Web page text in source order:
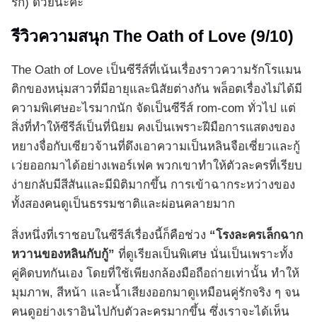
รัก) ด้วยนะคะ
รีวิวความสนุก The Oath of Love (9/10)
The Oath of Love เป็นซีรีส์ที่เน้นเรื่องราวความรักโรแมน
ติกของหนุ่มสาวที่มีอายุและนิสัยต่างกัน พล็อตเรื่องไม่ได้มี
ความพิเศษอะไรมากนัก จัดเป็นซีรีส์ rom-com ทั่วไป แต่
สิ่งที่ทำให้ซีรีส์เป็นที่นิยม คงเป็นเพราะฝีมือการแสดงของ
หยางจื่อกับเซียวจ้านที่ดึงเอาความเป็นหลินจือเซี่ยวและกู้
เว่ยออกมาได้อย่างเพอร์เฟค พวกเขาทำให้ตัวละครที่เรียบ
ง่ายกลับมีสีสันและมีมิติมากขึ้น การเข้าฉากระหว่างของ
ทั้งสองคนดูเป็นธรรมชาติและผ่อนคลายมาก
สิ่งหนึ่งที่เราชอบในซีรีส์เรื่องนี้ก็คือช่วง “โรงละครเล็กฉาก
หวานของหลินกับกู้” ที่ดูเรียลเป็นพิเศษ นั่นเป็นเพราะทั้ง
คู่คิดบทกันเอง โดยที่ใช้เพียงกล้องมือถือถ่ายเท่านั้น ทำให้
มุมภาพ, สีหน้า และน้ำเสียงออกมาดูเหมือนคู่รักจริง ๆ จน
คนดูอย่างเราอินไปกับตัวละครมากขึ้น ซึ่งเราจะได้เห็น